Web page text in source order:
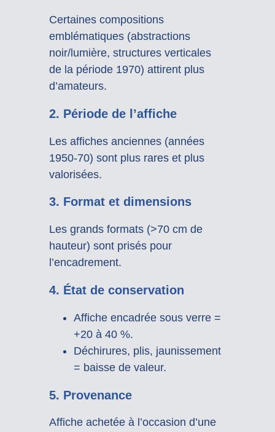
Certaines compositions
emblématiques (abstractions
noir/lumière, structures verticales
de la période 1970) attirent plus
d’amateurs.
2. Période de l’affiche
Les affiches anciennes (années
1950-70) sont plus rares et plus
valorisées.
3. Format et dimensions
Les grands formats (>70 cm de
hauteur) sont prisés pour
l’encadrement.
4. État de conservation
Affiche encadrée sous verre =
+20 à 40 %.
Déchirures, plis, jaunissement
= baisse de valeur.
5. Provenance
Affiche achetée à l’occasion d’une